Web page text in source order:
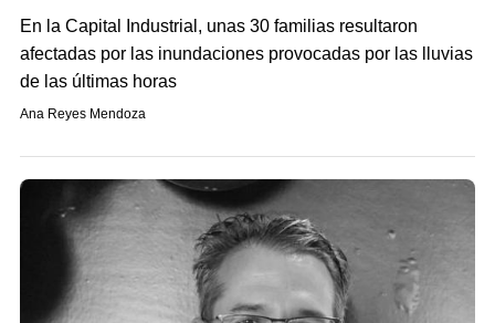
En la Capital Industrial, unas 30 familias resultaron
afectadas por las inundaciones provocadas por las lluvias
de las últimas horas
Ana Reyes Mendoza